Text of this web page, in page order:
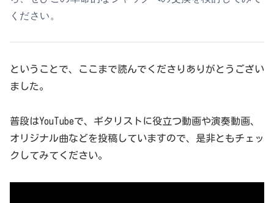
ください。
ということで、ここまで読んでくださりありがとうござい
ました。
普段はYouTubeで、ギタリストに役立つ動画や演奏動画、
オリジナル曲などを投稿していますので、是非ともチェッ
クしてみてください。